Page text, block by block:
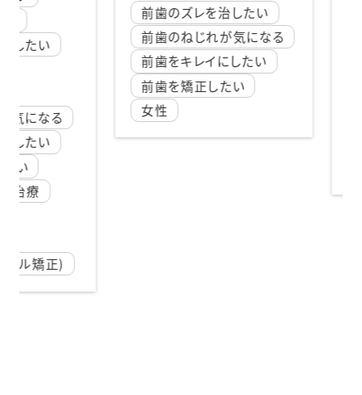
なる
正)
前歯のズレを治したい
前歯のねじれが気になる
前歯をキレイにしたい
前歯を矯正したい
女性